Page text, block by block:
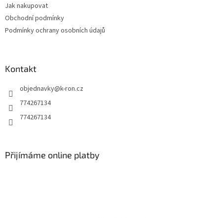
Jak nakupovat
Obchodní podmínky
Podmínky ochrany osobních údajů
Kontakt
objednavky@k-ron.cz
774267134
774267134
Přijímáme online platby